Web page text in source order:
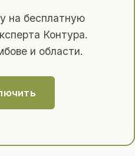
на бесплатную
Контура.
и области.